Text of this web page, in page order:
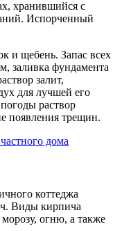
хранившийся с
Испорченный
и щебень. Запас всех
заливка фундамента
залит,
для лучшей его
раствор
появления трещин.
дома
коттеджа
Виды кирпича
огню, а также